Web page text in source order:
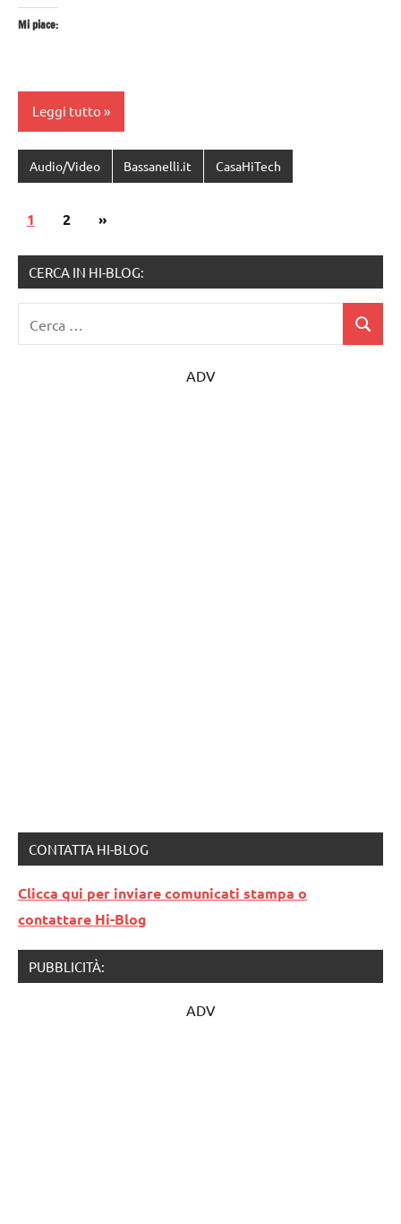
Mi piace:
Leggi tutto
Audio/Video Bassanelli.it CasaHiTech
Paginazione
articoli
1 2
Articolo
»
CERCA IN HI-BLOG:
per:
Cerca
ADV
CONTATTA HI-BLOG
Clicca qui per inviare comunicati stampa o
contattare Hi-Blog
PUBBLICITÀ:
ADV